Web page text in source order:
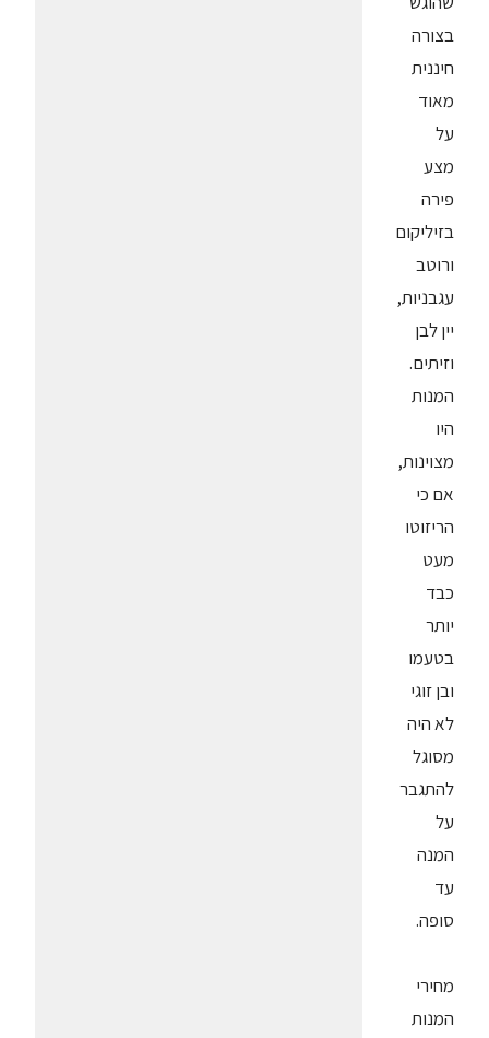
בצורה
חיננית
מאוד
על
מצע
פירה
בזיליקום
ורוטב
עגבניות,
יין לבן
וזיתים.
המנות
היו
מצוינות,
אם כי
הריזוטו
מעט
כבד
יותר
בטעמו
ובן זוגי
לא היה
מסוגל
להתגבר
על
המנה
עד
סופה.
מחירי
המנות